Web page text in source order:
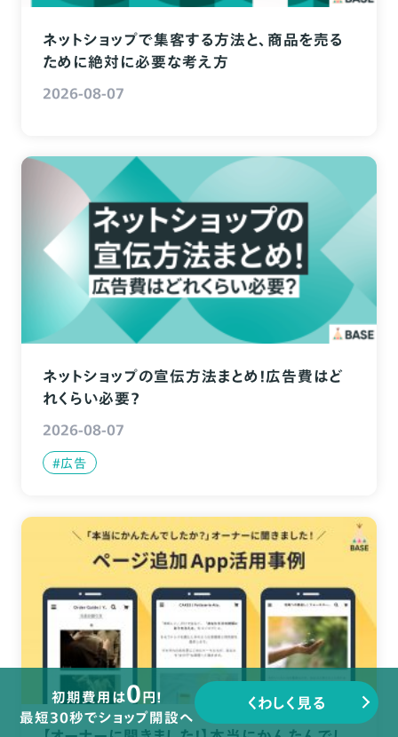
ネットショップで集客する方法と、商品を売る
ために絶対に必要な考え方
2026-08-07
ネットショップの宣伝方法まとめ！広告費はど
れくらい必要？
2026-08-07
#広告
初期費用は0円!
最短30秒でショップ開設へ
くわしく見る